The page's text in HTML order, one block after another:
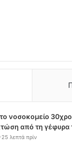
νοσοκομείο
από τη γέφυρα
25 λεπτά πρίν